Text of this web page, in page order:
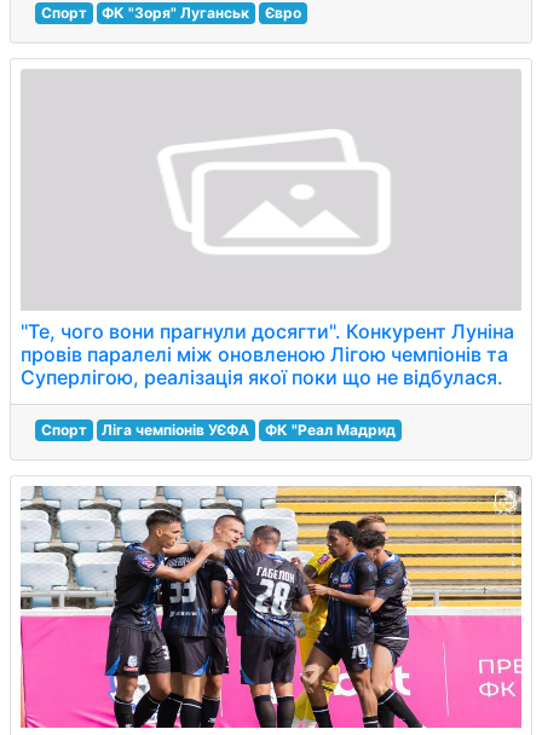
Спорт ФК "Зоря" Луганськ Євро
"Те, чого вони прагнули досягти". Конкурент Луніна
провів паралелі між оновленою Лігою чемпіонів та
Суперлігою, реалізація якої поки що не відбулася.
Спорт Ліга чемпіонів УЄФА ФК "Реал Мадрид